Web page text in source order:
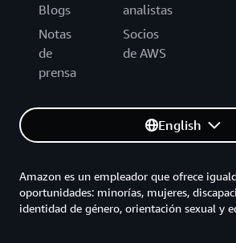
Blogs
Notas
de
prensa
analistas
Socios
de AWS
English
Amazon es un empleador que ofrece
oportunidades: minorías, mujeres,
identidad de género, orientación sexual y